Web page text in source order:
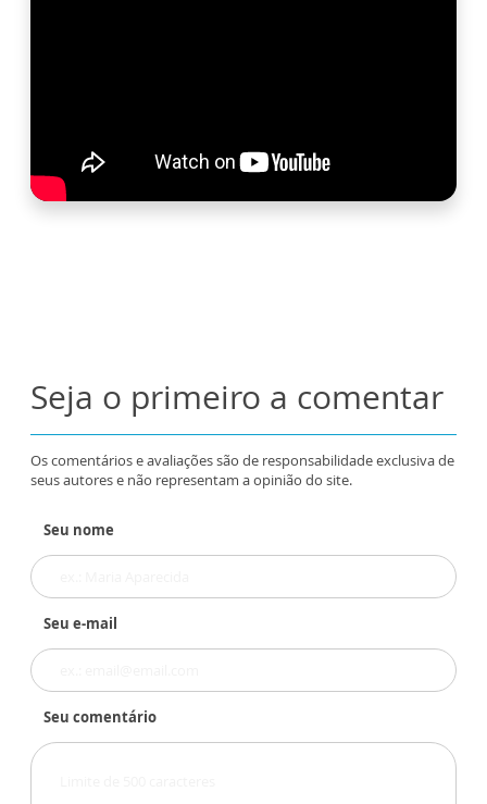
Seja o primeiro a comentar
Os comentários e avaliações são de responsabilidade exclusiva de
seus autores e não representam a opinião do site.
Seu nome
Seu e-mail
Seu comentário